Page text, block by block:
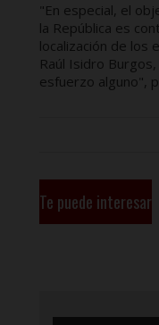
"En especial, el
la República es
localización de los
Raúl Isidro
esfuerzo alguno",
Te puede interesar